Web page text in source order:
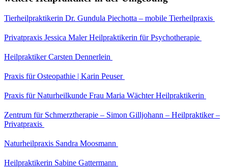
Tierheilpraktikerin Dr. Gundula Piechotta – mobile Tierheilpraxis
Privatpraxis Jessica Maler Heilpraktikerin für Psychotherapie
Heilpraktiker Carsten Dennerlein
Praxis für Osteopathie | Karin Peuser
Praxis für Naturheilkunde Frau Maria Wächter Heilpraktikerin
Zentrum für Schmerztherapie – Simon Gilljohann – Heilpraktiker –
Privatpraxis
Naturheilpraxis Sandra Moosmann
Heilpraktikerin Sabine Gattermann